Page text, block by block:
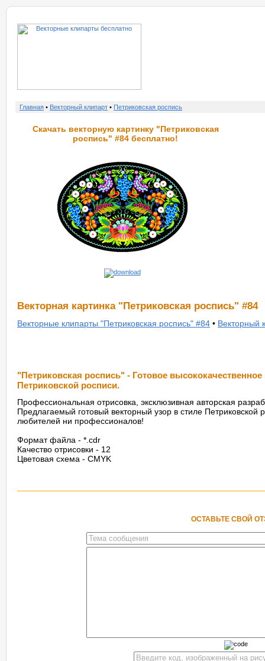
Главная • Векторный клипарт • Петриковская роспись
Скачать векторную картинку "Петриковская
роспись" #84 бесплатно!
Векторная картинка "Петриковская роспись" #84
Векторные клипарты "Петриковская роспись" #84 • Векторный
"Петриковская роспись" - Готовое
Петриковской росписи.
Профессиональная отрисовка, эксклюзивная авторская
Предлагаемый готовый векторный узор в стиле
любителей ни профессионалов!
Формат файла - *.cdr
Качество отрисовки - 12
Цветовая схема - CMYK
ОСТАВЬТЕ СВОЙ